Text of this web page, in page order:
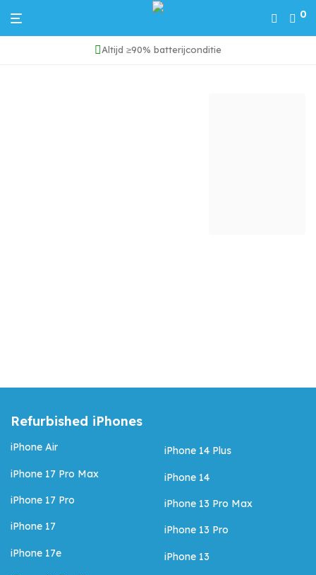
0
Altijd ≥90% batterijconditie
Refurbished iPhones
iPhone Air
iPhone 17 Pro Max
iPhone 17 Pro
iPhone 17
iPhone 17e
iPhone 14 Plus
iPhone 14
iPhone 13 Pro Max
iPhone 13 Pro
iPhone 13